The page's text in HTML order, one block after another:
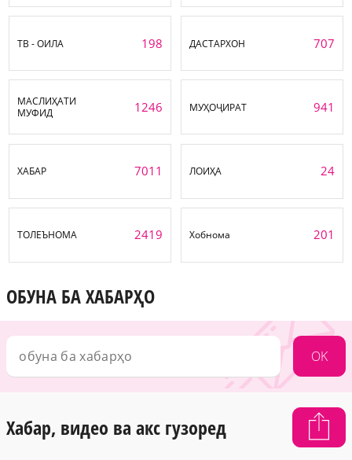
ТВ - ОИЛА 198 ДАСТАРХОН 707
МАСЛИҲАТИ
МУФИД
1246 МУҲОҶИРАТ 941
ХАБАР 7011 ЛОИҲА 24
ТОЛЕЪНОМА 2419 Хобнома 201
ОБУНА БА ХАБАРҲО
OK
Хабар, видео ва акс гузоред